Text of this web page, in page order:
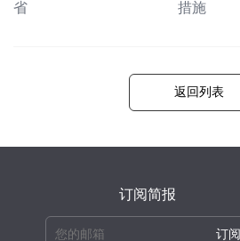
省
措施
返回列表
订阅简报
订阅